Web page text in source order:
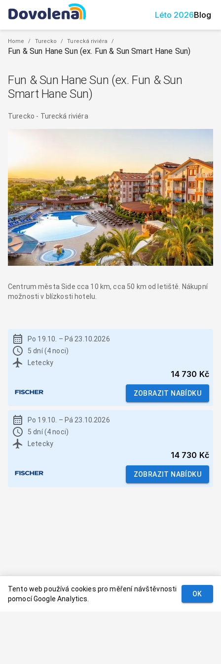
Léto 2026Blog
Home / Turecko / Turecká riviéra /
Fun & Sun Hane Sun (ex. Fun & Sun Smart Hane Sun)
Fun & Sun Hane Sun (ex. Fun & Sun
Smart Hane Sun)
Turecko - Turecká riviéra
Centrum města Side cca 10 km, cca 50 km od letiště. Nákupní
možnosti v blízkosti hotelu.
Po 19.10. – Pá 23.10.2026
5 dní (4 noci)
Letecky
14 730 Kč
ZOBRAZIT NABÍDKU
Po 19.10. – Pá 23.10.2026
5 dní (4 noci)
Letecky
14 730 Kč
ZOBRAZIT NABÍDKU
Tento web používá cookies pro měření návštěvnosti
pomocí Google Analytics.
OK